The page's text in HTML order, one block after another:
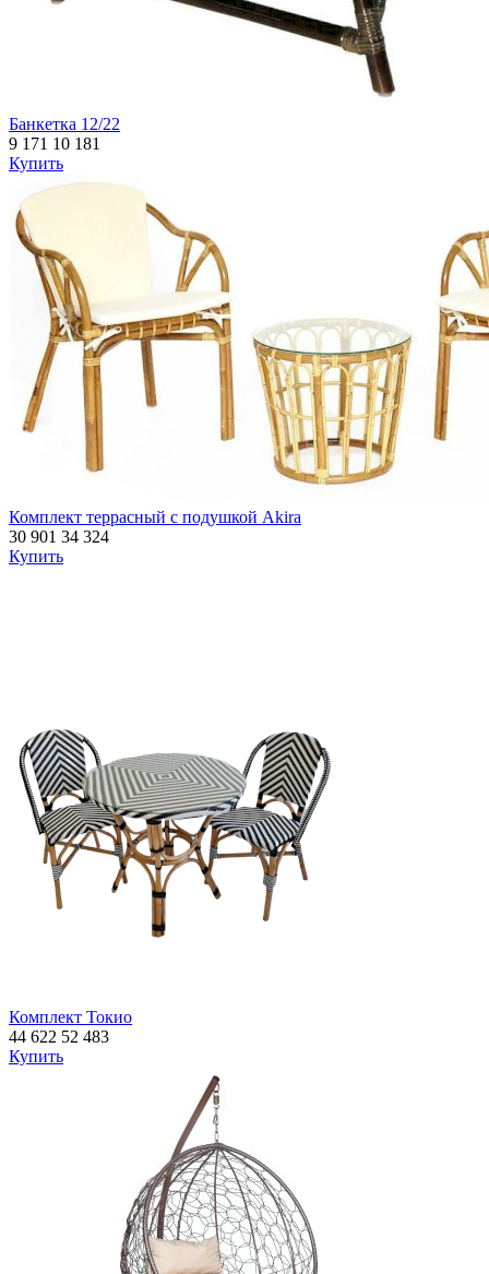
Банкетка 12/22
9 171 10 181
Купить
Комплект террасный с подушкой Akira
30 901 34 324
Купить
Комплект Токио
44 622 52 483
Купить